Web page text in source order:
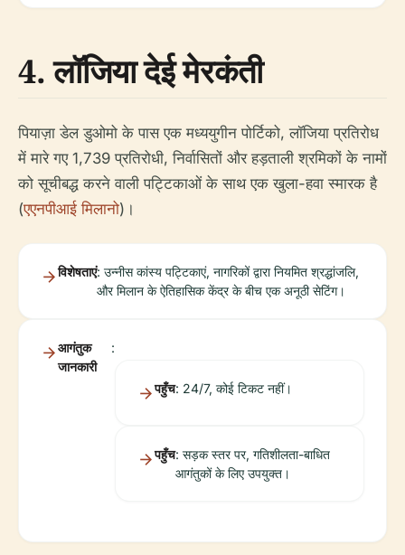
4. लॉजिया देई मेरकंती
पियाज़ा डेल डुओमो के पास एक मध्ययुगीन पोर्टिको, लॉजिया प्रतिरोध
में मारे गए 1,739 प्रतिरोधी, निर्वासितों और हड़ताली श्रमिकों के नामों
को सूचीबद्ध करने वाली पट्टिकाओं के साथ एक खुला-हवा स्मारक है
(एएनपीआई मिलानो)।
विशेषताएं: उन्नीस कांस्य पट्टिकाएं, नागरिकों द्वारा नियमित श्रद्धांजलि,
और मिलान के ऐतिहासिक केंद्र के बीच एक अनूठी सेटिंग।
आगंतुक
जानकारी
:
पहुँच: 24/7, कोई टिकट नहीं।
पहुँच: सड़क स्तर पर, गतिशीलता-बाधित
आगंतुकों के लिए उपयुक्त।